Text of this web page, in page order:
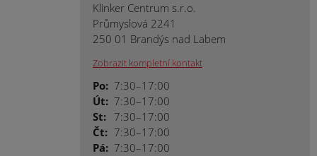
Klinker Centrum s.r.o.
Průmyslová 2241
250 01 Brandýs nad Labem
Zobrazit kompletní kontakt
Po: 7:30–17:00
Út: 7:30–17:00
St: 7:30–17:00
Čt: 7:30–17:00
Pá: 7:30–17:00